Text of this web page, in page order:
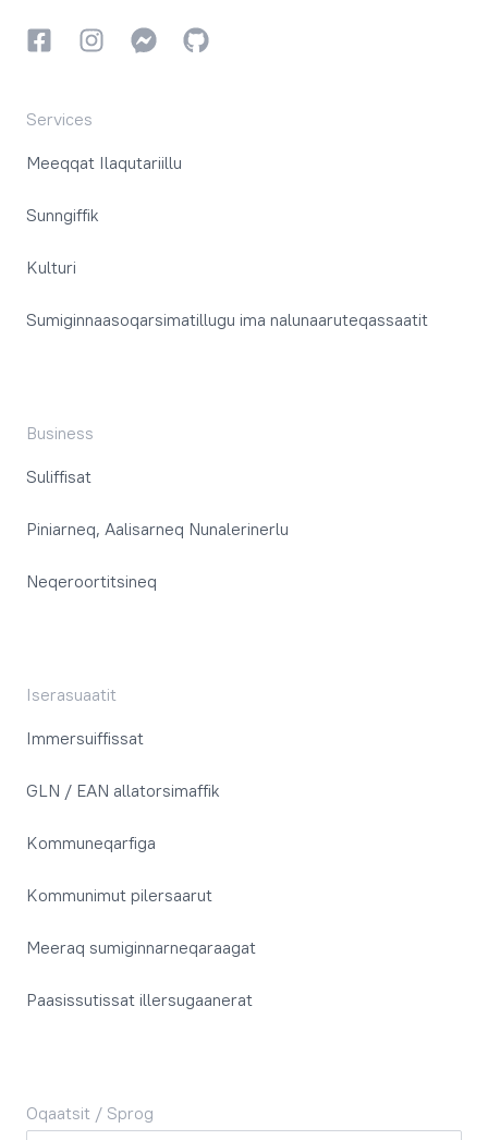
FacebookkiInstagrammiInstagrammi
GitHub
Services
Meeqqat Ilaqutariillu
Sunngiffik
Kulturi
Sumiginnaasoqarsimatillugu ima nalunaaruteqassaatit
Business
Suliffisat
Piniarneq, Aalisarneq Nunalerinerlu
Neqeroortitsineq
Iserasuaatit
Immersuiffissat
GLN / EAN allatorsimaffik
Kommuneqarfiga
Kommunimut pilersaarut
Meeraq sumiginnarneqaraagat
Paasissutissat illersugaanerat
Oqaatsit / Sprog